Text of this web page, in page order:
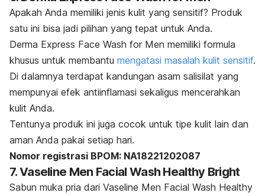
Apakah Anda memiliki jenis kulit yang sensitif? Produk
satu ini bisa jadi pilihan yang tepat untuk Anda.
Derma Express Face Wash for Men memiliki formula
khusus untuk membantu mengatasi masalah kulit sensitif.
Di dalamnya terdapat kandungan asam salisilat yang
mempunyai efek antiinflamasi sekaligus mencerahkan
kulit Anda.
Tentunya produk ini juga cocok untuk tipe kulit lain dan
aman Anda pakai setiap hari.
Nomor registrasi BPOM: NA18221202087
7. Vaseline Men Facial Wash Healthy Bright
Sabun muka pria dari Vaseline Men Facial Wash Healthy